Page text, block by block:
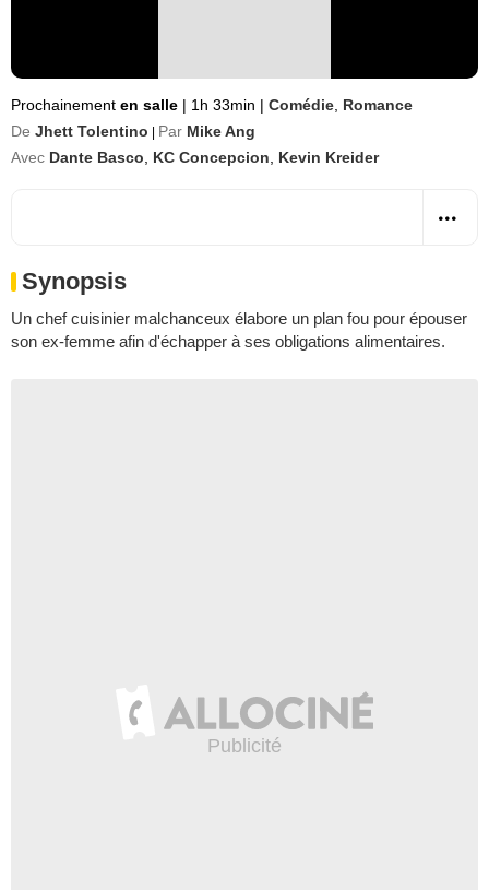
Prochainement en salle | 1h 33min | Comédie Romance
De Jhett Tolentino Par Mike Ang
Avec Dante Basco KC Concepcion Kevin Kreider
Synopsis
Un chef cuisinier malchanceux élabore un plan fou pour épouser
son ex-femme afin d'échapper à ses obligations alimentaires.